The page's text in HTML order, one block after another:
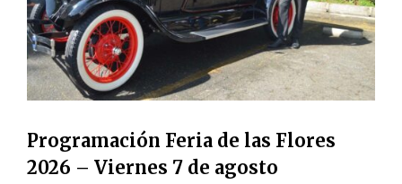
Programación Feria de las Flores
2026 – Viernes 7 de agosto